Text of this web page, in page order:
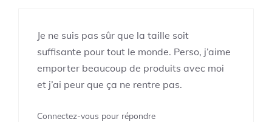
Je ne suis pas sûr que la taille soit
suffisante pour tout le monde. Perso, j’aime
emporter beaucoup de produits avec moi
et j’ai peur que ça ne rentre pas.
Connectez-vous pour répondre